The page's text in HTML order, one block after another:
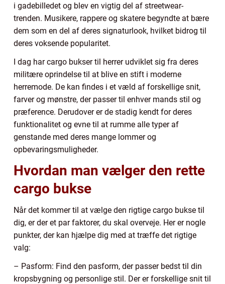
i gadebilledet og blev en vigtig del af streetwear-
trenden. Musikere, rappere og skatere begyndte at bære
dem som en del af deres signaturlook, hvilket bidrog til
deres voksende popularitet.
I dag har cargo bukser til herrer udviklet sig fra deres
militære oprindelse til at blive en stift i moderne
herremode. De kan findes i et væld af forskellige snit,
farver og mønstre, der passer til enhver mands stil og
præference. Derudover er de stadig kendt for deres
funktionalitet og evne til at rumme alle typer af
genstande med deres mange lommer og
opbevaringsmuligheder.
Hvordan man vælger den rette
cargo bukse
Når det kommer til at vælge den rigtige cargo bukse til
dig, er der et par faktorer, du skal overveje. Her er nogle
punkter, der kan hjælpe dig med at træffe det rigtige
valg:
– Pasform: Find den pasform, der passer bedst til din
kropsbygning og personlige stil. Der er forskellige snit til